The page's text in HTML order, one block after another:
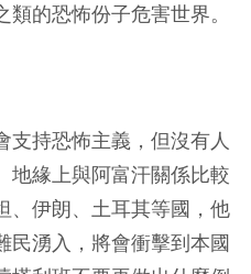
的恐怖份子危害世界。
支持恐怖主義，但沒有人
地緣上與阿富汗關係比較
、伊朗、土耳其等國，他
民湧入，將會衝擊到本國